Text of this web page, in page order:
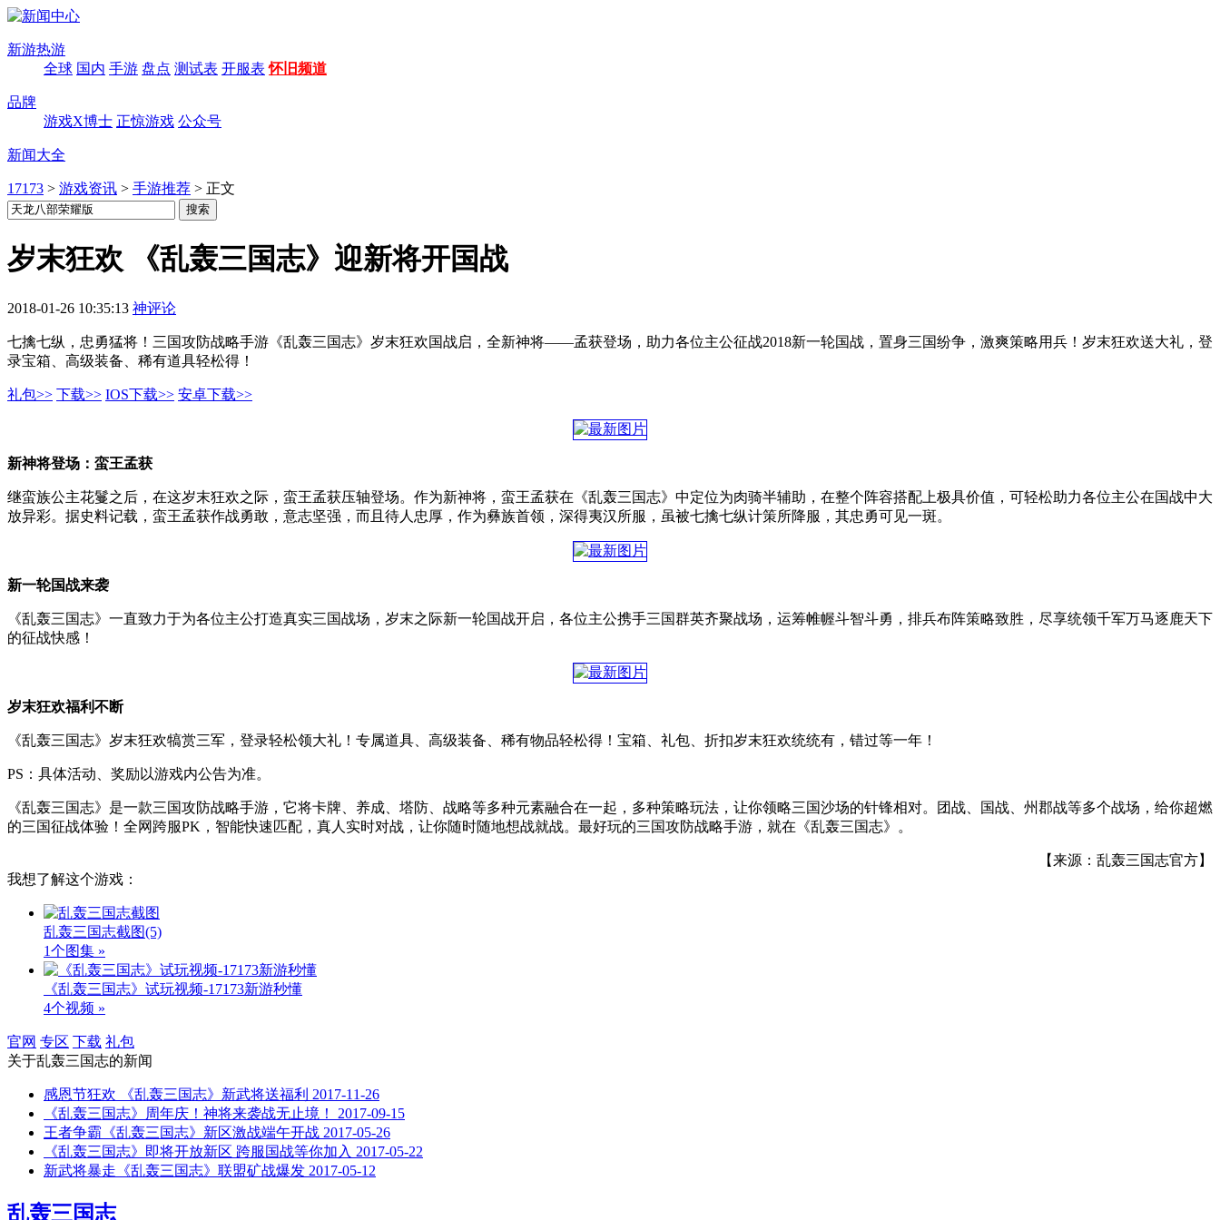
新游热游
全球 国内 手游 盘点 测试表 开服表 怀旧频道
品牌
游戏X博士 正惊游戏 公众号
新闻大全
17173 > 游戏资讯 > 手游推荐 > 正文
岁末狂欢 《乱轰三国志》迎新将开国战
2018-01-26 10:35:13 神评论
七擒七纵，忠勇猛将！三国攻防战略手游《乱轰三国志》岁末狂欢国战启，全新神将——孟获登场，助力各位主公征战2018新一轮国战，置身三国纷争，激爽策略用兵！岁末狂欢送大礼，登
录宝箱、高级装备、稀有道具轻松得！
礼包>> 下载>> IOS下载>> 安卓下载>>
新神将登场：蛮王孟获
继蛮族公主花鬘之后，在这岁末狂欢之际，蛮王孟获压轴登场。作为新神将，蛮王孟获在《乱轰三国志》中定位为肉骑半辅助，在整个阵容搭配上极具价值，可轻松助力各位主公在国战中大
放异彩。据史料记载，蛮王孟获作战勇敢，意志坚强，而且待人忠厚，作为彝族首领，深得夷汉所服，虽被七擒七纵计策所降服，其忠勇可见一斑。
新一轮国战来袭
《乱轰三国志》一直致力于为各位主公打造真实三国战场，岁末之际新一轮国战开启，各位主公携手三国群英齐聚战场，运筹帷幄斗智斗勇，排兵布阵策略致胜，尽享统领千军万马逐鹿天下
的征战快感！
岁末狂欢福利不断
《乱轰三国志》岁末狂欢犒赏三军，登录轻松领大礼！专属道具、高级装备、稀有物品轻松得！宝箱、礼包、折扣岁末狂欢统统有，错过等一年！
PS：具体活动、奖励以游戏内公告为准。
《乱轰三国志》是一款三国攻防战略手游，它将卡牌、养成、塔防、战略等多种元素融合在一起，多种策略玩法，让你领略三国沙场的针锋相对。团战、国战、州郡战等多个战场，给你超燃
的三国征战体验！全网跨服PK，智能快速匹配，真人实时对战，让你随时随地想战就战。最好玩的三国攻防战略手游，就在《乱轰三国志》。
【来源：乱轰三国志官方】
我想了解这个游戏：
乱轰三国志截图(5)
1个图集 »
《乱轰三国志》试玩视频-17173新游秒懂
4个视频 »
官网 专区 下载 礼包
关于乱轰三国志的新闻
感恩节狂欢 《乱轰三国志》新武将送福利 2017-11-26
《乱轰三国志》周年庆！神将来袭战无止境！
2017-09-15
王者争霸《乱轰三国志》新区激战端午开战 2017-05-26
《乱轰三国志》即将开放新区 跨服国战等你加入 2017-05-22
新武将暴走《乱轰三国志》联盟矿战爆发 2017-05-12
乱轰三国志